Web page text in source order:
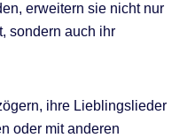
erweitern sie nicht nur
sondern auch ihr
ihre Lieblingslieder
oder mit anderen